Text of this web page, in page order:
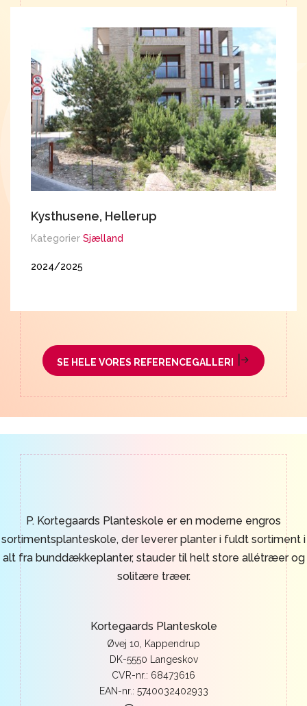
Kysthusene, Hellerup
Kategorier Sjælland
2024/2025
SE HELE VORES REFERENCEGALLERI
P. Kortegaards Planteskole er en moderne engros
sortimentsplanteskole, der leverer planter i fuldt sortiment i
alt fra bunddækkeplanter, stauder til helt store allétræer og
solitære træer.
Kortegaards Planteskole
Øvej 10, Kappendrup
DK-5550 Langeskov
CVR-nr.: 68473616
EAN-nr.: 5740032402933